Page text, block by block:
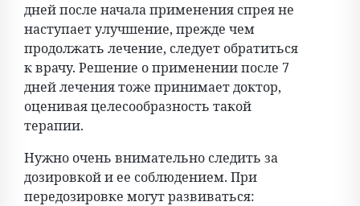
дней после начала применения спрея не
наступает улучшение, прежде чем
продолжать лечение, следует обратиться
к врачу. Решение о применении после 7
дней лечения тоже принимает доктор,
оценивая целесообразность такой
терапии.
Нужно очень внимательно следить за
дозировкой и ее соблюдением. При
передозировке могут развиваться: